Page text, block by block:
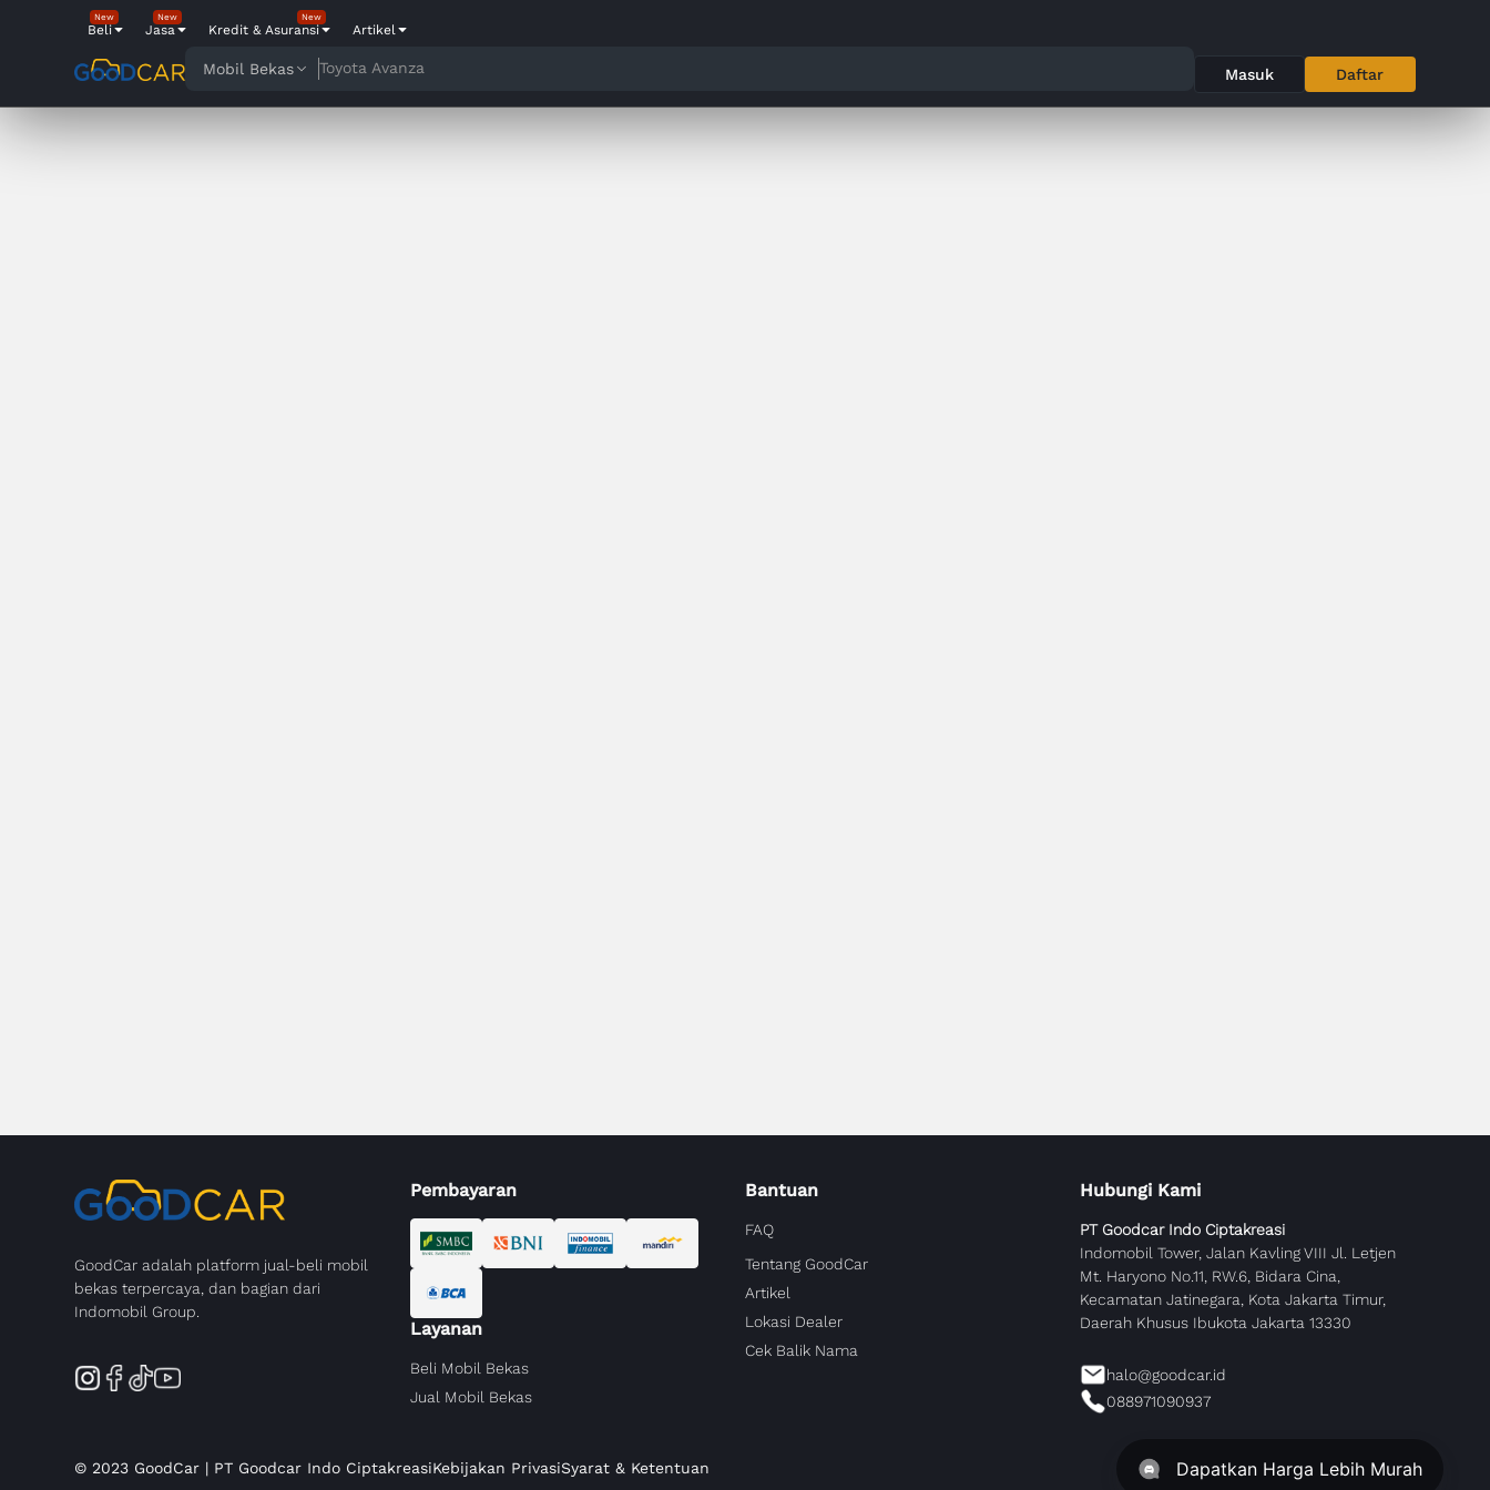
Beli
New
Jasa
New
Kredit & Asuransi
New
Artikel
Mobil Bekas Toyota Avanza Masuk Daftar
GoodCar adalah platform jual-beli mobil
bekas terpercaya, dan bagian dari
Indomobil Group.
Pembayaran
Layanan
Beli Mobil Bekas
Jual Mobil Bekas
Bantuan
FAQ
Tentang GoodCar
Artikel
Lokasi Dealer
Cek Balik Nama
Hubungi Kami
PT Goodcar Indo Ciptakreasi
Indomobil Tower, Jalan Kavling VIII Jl. Letjen
Mt. Haryono No.11, RW.6, Bidara Cina,
Kecamatan Jatinegara, Kota Jakarta Timur,
Daerah Khusus Ibukota Jakarta 13330
halo@goodcar.id
088971090937
© 2023 GoodCar | PT Goodcar Indo CiptakreasiKebijakan PrivasiSyarat & Ketentuan Dapatkan Harga Lebih Murah